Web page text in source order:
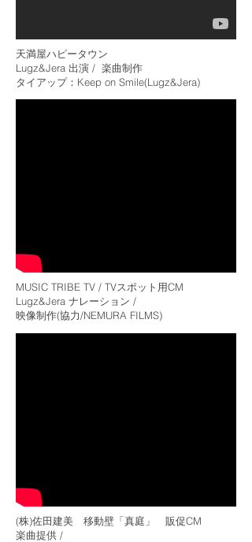
天満屋ハピータウン
Lugz&Jera 出演 / 楽曲制作
​タイアップ：Keep on Smile(Lugz&Jera)
MUSIC TRIBE TV / TVスポット用CM
Lugz&Jera ナレーション /
映像制作(協力/NEMURA FILMS)
(株)佐田建美 移動壁「真庭」 販促CM
楽曲提供 /